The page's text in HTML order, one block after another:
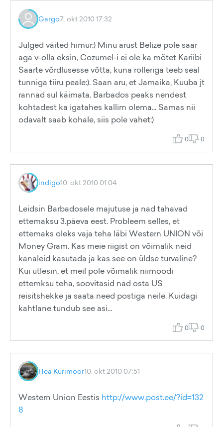
Gargo7. okt 2010 17:32
Julged väited himur:) Minu arust Belize pole saar
aga v-olla eksin, Cozumel-i ei ole ka mõtet Kariibi
Saarte võrdlusesse võtta, kuna rolleriga teeb seal
tunniga tiiru peale:). Saan aru, et Jamaika, Kuuba jt
rannad sul käimata. Barbados peaks nendest
kohtadest ka igatahes kallim olema... Samas nii
odavalt saab kohale, siis pole vahet:)
0 0
indigo10. okt 2010 01:04
Leidsin Barbadosele majutuse ja nad tahavad
ettemaksu 3.päeva eest. Probleem selles, et
ettemaks oleks vaja teha läbi Western UNION või
Money Gram. Kas meie riigist on võimalik neid
kanaleid kasutada ja kas see on üldse turvaline?
Kui ütlesin, et meil pole võimalik niimoodi
ettemksu teha, soovitasid nad osta US
reisitshekke ja saata need postiga neile. Kuidagi
kahtlane tundub see asi...
0 0
Hea Kurimoor10. okt 2010 07:51
Western Union Eestis http://www.post.ee/?id=132
8